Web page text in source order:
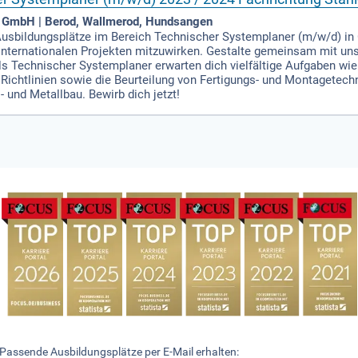
| Berod, Wallmerod, Hundsangen
im Bereich Technischer Systemplaner (m/w/d)
Projekten mitzuwirken. Gestalte gemeinsam mit
Technischer Systemplaner erwarten dich vielfältige Aufgaben
sowie die Beurteilung von Fertigungs- und
und Metallbau. Bewirb dich jetzt!
Passende Ausbildungsplätze per E-Mail erhalten: